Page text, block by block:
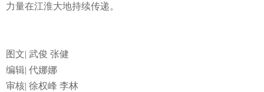
力量在江淮大地持续传递。
图文| 武俊 张健
编辑| 代娜娜
审核| 徐权峰 李林